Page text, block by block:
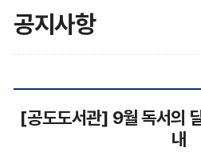
공지사항
지
[공도도서관] 9월 독서의
내